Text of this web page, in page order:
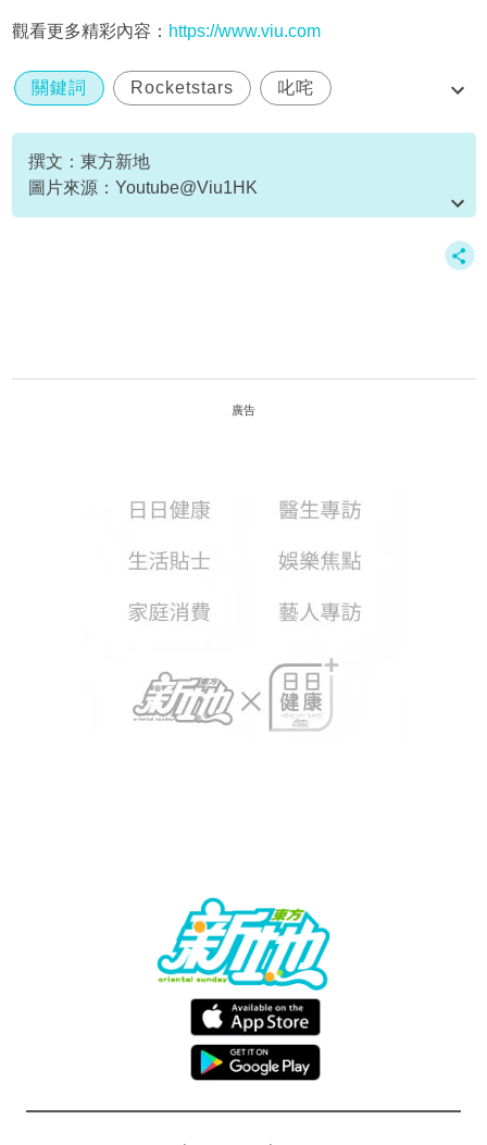
觀看更多精彩內容： https://www.viu.com
關鍵詞 Rocketstars 叱咤
叱咤樂壇我最喜愛的組合
撰文：東方新地
圖片來源：Youtube@Viu1HK
資料或影片來源：Youtube@Viu1HK
廣告